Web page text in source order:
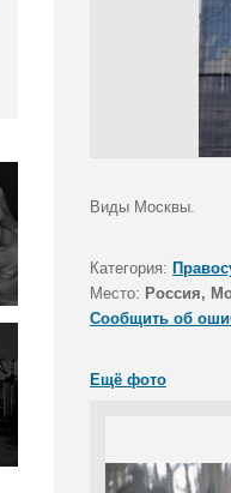
Виды Москвы.
Категория:
Место: Россия,
Сообщить об
Ещё фото